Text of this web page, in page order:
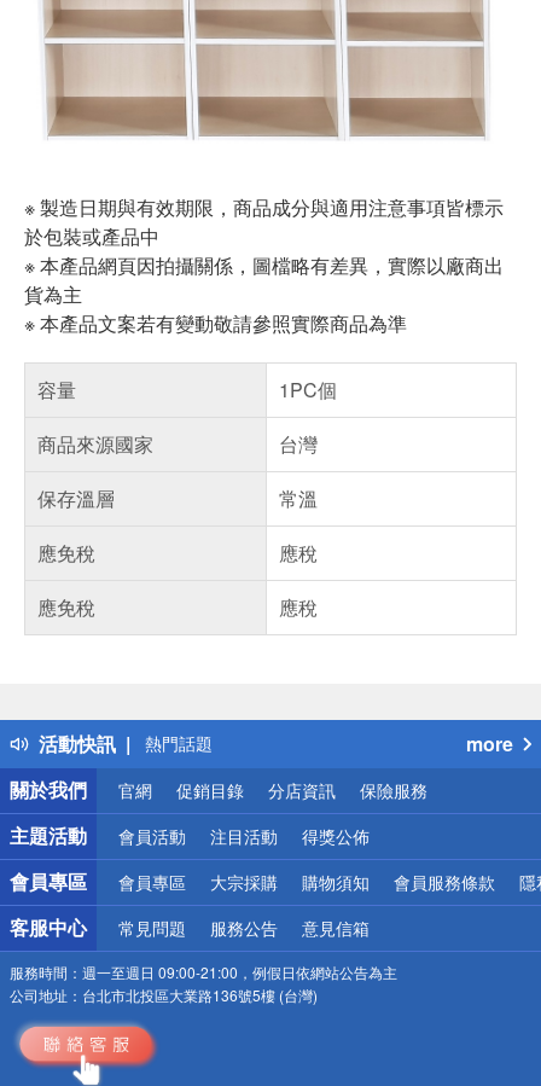
※ 製造日期與有效期限，商品成分與適用注意事項皆標示
於包裝或產品中
※ 本產品網頁因拍攝關係，圖檔略有差異，實際以廠商出
貨為主
※ 本產品文案若有變動敬請參照實際商品為準
容量
1PC個
商品來源國家
台灣
保存溫層
常溫
應免稅
應稅
應免稅
應稅
活動快訊
得獎公告
熱門話題
銀行優惠
偏遠地區配送
詐騙網頁！請小心！
more
關於我們
官網 促銷目錄 分店資訊 保險服務
主題活動 會員活動 注目活動 得獎公佈
會員專區 會員專區 大宗採購 購物須知 會員服務條款 隱
客服中心 常見問題 服務公告 意見信箱
服務時間： 週一至週日 09:00-21:00，例假日依網站公告為主
公司地址： 台北市北投區大業路136號5樓 (台灣)